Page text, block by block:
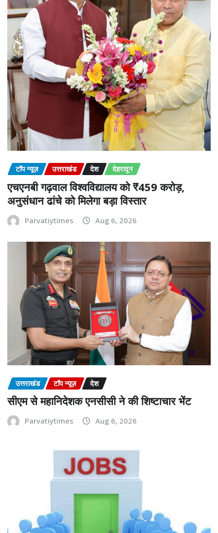
टॉप न्यूज़ उत्तराखंड देश देहरादून
एचएनबी गढ़वाल विश्वविद्यालय को ₹459 करोड़,
अनुसंधान ढांचे को मिलेगा बड़ा विस्तार
Parvatiytimes Aug 6, 2026
उत्तराखंड टॉप न्यूज़ देश
सीएम से महानिदेशक एनसीसी ने की शिष्टाचार भेंट
Parvatiytimes Aug 6, 2026